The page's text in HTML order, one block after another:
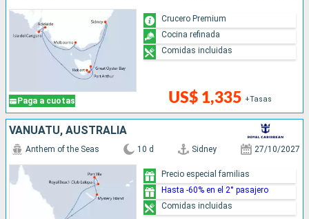
Paga a cuotas US$ 1,335 +Tasas
Crucero Premium
Cocina refinada
Comidas incluidas
VANUATU, AUSTRALIA
Anthem of the Seas 10 d Sidney 27/10/2027
Precio especial familias
Hasta -60% en el 2° pasajero
Comidas incluidas